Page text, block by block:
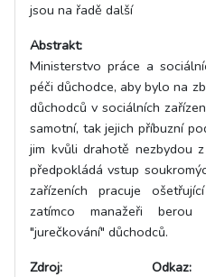
jsou na řadě další
Abstrakt:
Ministerstvo práce a
péči důchodce, aby bylo na
důchodců v sociálních
samotní, tak jejich příbuzní
jim kvůli drahotě nezbydou
předpokládá vstup
zařízeních pracuje
zatímco manažeři
"jurečkování" důchodců.
Zdroj:
Odkaz: